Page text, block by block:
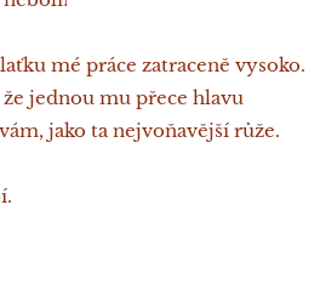
mé práce zatraceně vysoko.
jednou mu přece hlavu
jako ta nejvoňavější růže.